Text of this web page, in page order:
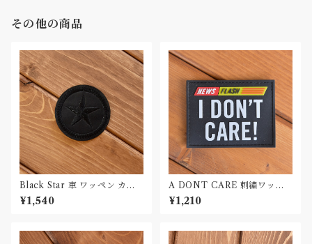
その他の商品
Black Star 車 ワッペン カー
パッチ
¥1,540
A DONT CARE 刺繍ワッペ
ン Patch
¥1,210